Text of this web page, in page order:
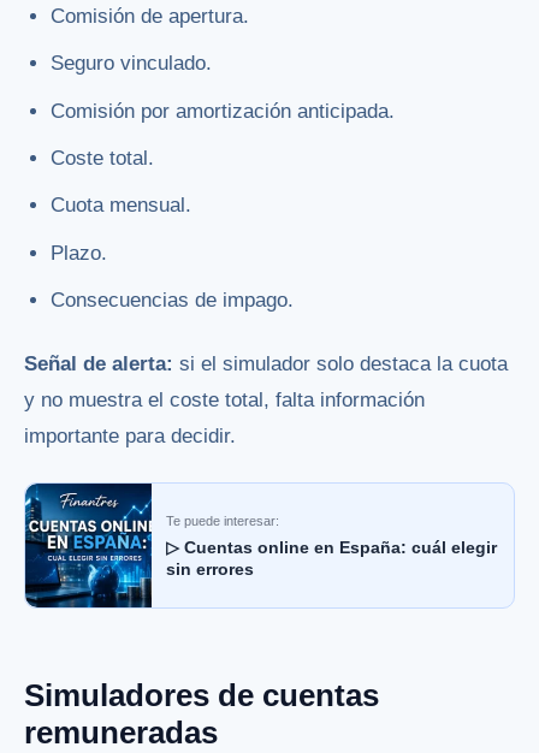
Comisión de apertura.
Seguro vinculado.
Comisión por amortización anticipada.
Coste total.
Cuota mensual.
Plazo.
Consecuencias de impago.
Señal de alerta: si el simulador solo destaca la cuota
y no muestra el coste total, falta información
importante para decidir.
Te puede interesar:
▷ Cuentas online en España: cuál elegir
sin errores
Simuladores de cuentas
remuneradas